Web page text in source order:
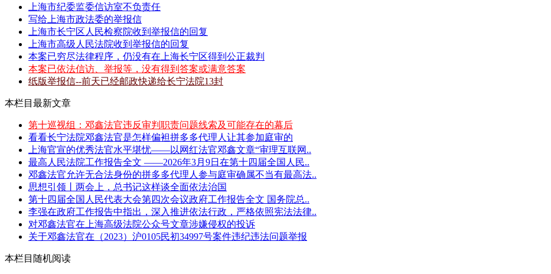
上海市纪委监委信访室不负责任
写给上海市政法委的举报信
上海市长宁区人民检察院收到举报信的回复
上海市高级人民法院收到举报信的回复
本案已穷尽法律程序，仍没有在上海长宁区得到公正裁判
本案已依法信访、举报等，没有得到答案或满意答案
纸版举报信--前天已经邮政快递给长宁法院13封
本栏目最新文章
第十巡视组：邓鑫法官违反审判职责问题线索及可能存在的幕后
看看长宁法院邓鑫法官是怎样偏袒拼多多代理人让其参加庭审的
上海官宣的优秀法官水平堪忧——以网红法官邓鑫文章“审理互联网..
最高人民法院工作报告全文 ——2026年3月9日在第十四届全国人民..
邓鑫法官允许无合法身份的拼多多代理人参与庭审确属不当有最高法..
思想引领丨两会上，总书记这样谈全面依法治国
第十四届全国人民代表大会第四次会议政府工作报告全文 国务院总..
李强在政府工作报告中指出，深入推进依法行政，严格依照宪法法律..
对邓鑫法官在上海高级法院公众号文章涉嫌侵权的投诉
关于邓鑫法官在（2023）沪0105民初34997号案件违纪违法问题举报
本栏目随机阅读